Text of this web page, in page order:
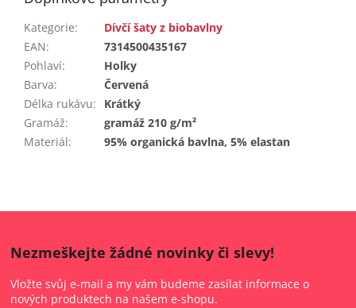
Kategorie:
Dívčí šaty z biobavlny
EAN:
7314500435167
Pohlaví:
Holky
Barva:
Červená
Délka rukávu:
Krátký
Gramáž:
gramáž 210 g/m²
Materiál: 95% organická bavlna, 5% elastan
Nezmeškejte žádné novinky či slevy!
Vložte svůj e-mail a my vám budeme zasílat informace o
nových produktech na našem e-shopu.